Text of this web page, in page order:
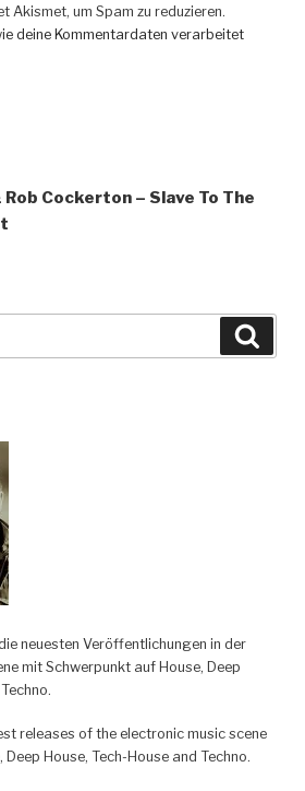
Akismet, um Spam zu reduzieren.
deine Kommentardaten verarbeitet
Cockerton – Slave To The
neuesten Veröffentlichungen in der
mit Schwerpunkt auf House, Deep
releases of the electronic music scene
House, Tech-House and Techno.